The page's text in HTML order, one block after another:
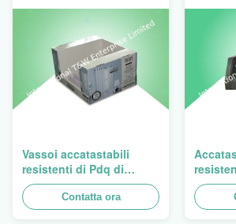
Vassoi accatastabili
resistenti di Pdq di
progettazione di Costco
a vendere tenda, carico
100kgs
Contatta ora
doppi
per la